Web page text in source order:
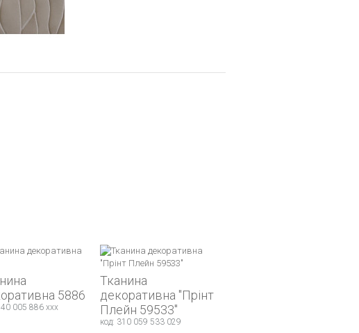
5886
005 886 xxx
Тканина
декоративна "Прінт
Плейн 59533"
код: 310 059 533 029